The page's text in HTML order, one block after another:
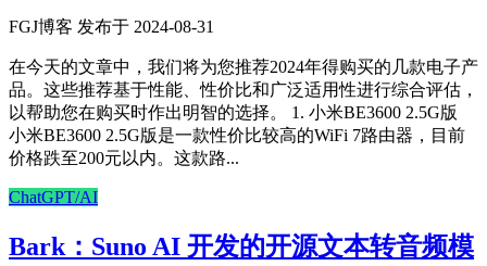
FGJ博客 发布于 2024-08-31
在今天的文章中，我们将为您推荐2024年得购买的几款电子产
品。这些推荐基于性能、性价比和广泛适用性进行综合评估，
以帮助您在购买时作出明智的选择。 1. 小米BE3600 2.5G版
小米BE3600 2.5G版是一款性价比较高的WiFi 7路由器，目前
价格跌至200元以内。这款路...
ChatGPT/AI
Bark：Suno AI 开发的开源文本转音频模